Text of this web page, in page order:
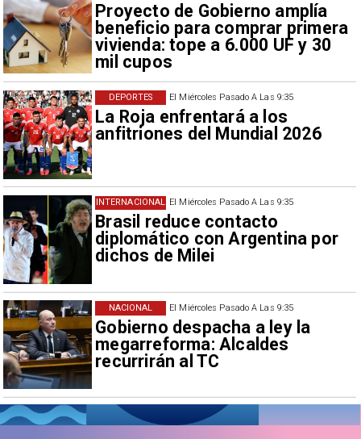
Proyecto de Gobierno amplía
beneficio para comprar primera
vivienda: tope a 6.000 UF y 30
mil cupos
El Miércoles Pasado A Las 9:35
La Roja enfrentará a los
anfitriones del Mundial 2026
DEPORTES
El Miércoles Pasado A Las 9:35
Brasil reduce contacto
diplomático con Argentina por
dichos de Milei
INTERNACIONAL
El Miércoles Pasado A Las 9:35
Gobierno despacha a ley la
megarreforma: Alcaldes
recurrirán al TC
NACIONAL